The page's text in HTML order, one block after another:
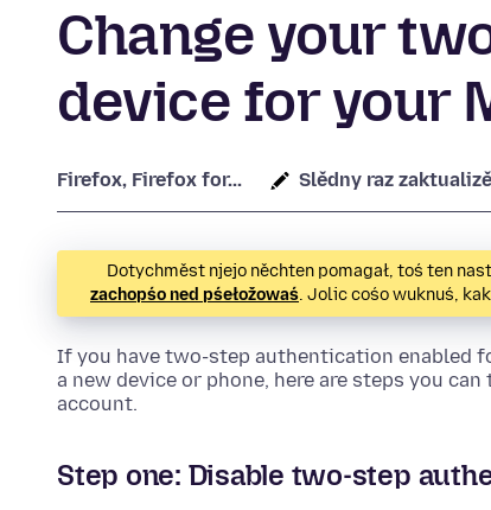
Change your
device for your
Firefox, Firefox for... Slědny raz
Dotychměst njejo něchten pomagał, toś ten
zachopśo ned pśełožowaś. Jolic cośo wuknuś,
If you have two-step authentication enabled
a new device or phone, here are steps you
account.
Step one: Disable two-step